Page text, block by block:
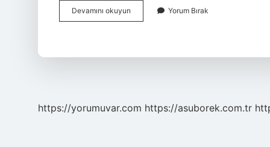
Devamını okuyun
kritisizmi
Yorum Bırak
https://yorumuvar.com https://asuborek.com.tr